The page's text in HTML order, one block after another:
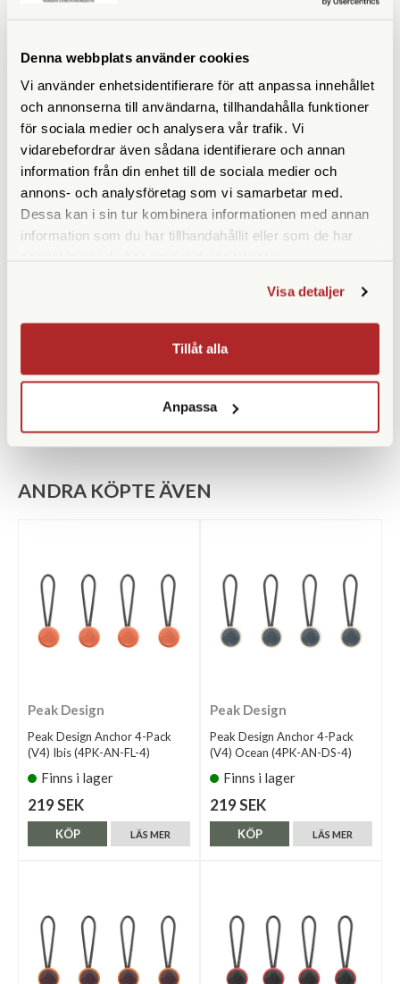
Denna webbplats använder cookies
Vi använder enhetsidentifierare för att anpassa innehållet
och annonserna till användarna, tillhandahålla funktioner
för sociala medier och analysera vår trafik. Vi
vidarebefordrar även sådana identifierare och annan
information från din enhet till de sociala medier och
annons- och analysföretag som vi samarbetar med.
Dessa kan i sin tur kombinera informationen med annan
information som du har tillhandahållit eller som de har
Visa detaljer
Tillåt alla
Anpassa
Peak Design
LÄS MER
KÖP
Peak Design
789 SEK
LÄS MER
KÖP
ANDRA KÖPTE ÄVEN
Peak Design
Peak Design Anchor 4-Pack
(V4) Ibis (4PK-AN-FL-4)
Finns i lager
219 SEK
LÄS MER
KÖP
Peak Design
Peak Design Anchor 4-Pack
(V4) Ocean (4PK-AN-DS-4)
Finns i lager
219 SEK
LÄS MER
KÖP